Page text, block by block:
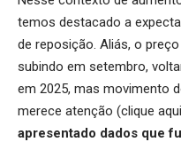
temos destacado a
de reposição. Aliás, o
subindo em setembro,
em 2025, mas movimento
merece atenção (clique aqui
apresentado dados que